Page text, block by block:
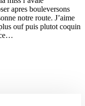
apres bouleversons
notre route. J’aime
ouf puis plutot coquin